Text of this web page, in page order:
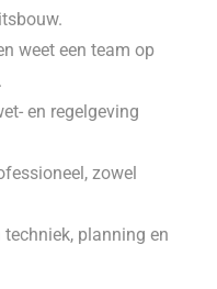
weet een team op
en regelgeving
zowel
planning en